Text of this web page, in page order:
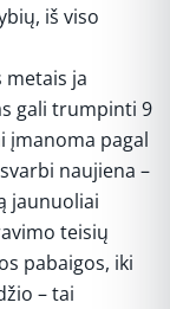
iš viso
ja
gali trumpinti 9
įmanoma pagal
naujiena –
jaunuoliai
teisių
pabaigos, iki
– tai